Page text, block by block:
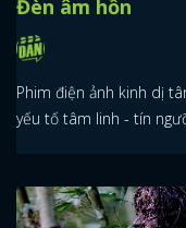
Đèn âm hồn
Phim điện ảnh kinh dị
yếu tố tâm linh - tín